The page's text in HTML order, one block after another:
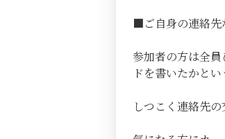
■ご自身の連絡先
参加者の方は全
ドを書いたかと
しつこく連絡先